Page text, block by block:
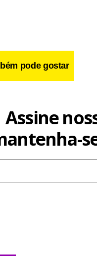
LinkedIn
Twitter
X
pode gostar
Assine